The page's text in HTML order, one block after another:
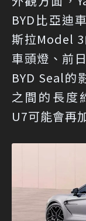
BYD比亞迪
斯拉Model
車頭燈、前
BYD Seal的
之間的長度
U7可能會再